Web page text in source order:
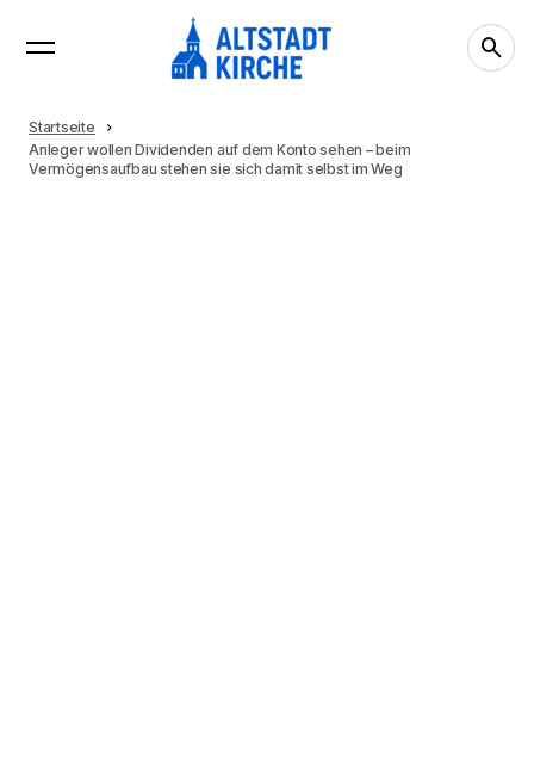
Startseite
Anleger wollen Dividenden auf dem Konto sehen – beim
Vermögensaufbau stehen sie sich damit selbst im Weg